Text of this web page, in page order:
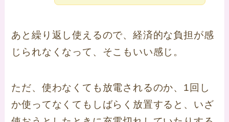
あと繰り返し使えるので、経済的な負担が感
じられなくなって、そこもいい感じ。
ただ、使わなくても放電されるのか、1回し
か使ってなくてもしばらく放置すると、いざ